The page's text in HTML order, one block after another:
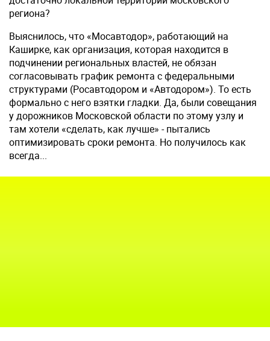
региона?
Выяснилось, что «Мосавтодор», работающий на
Каширке, как организация, которая находится в
подчинении региональных властей, не обязан
согласовывать график ремонта с федеральными
структурами (Росавтодором и «Автодором»). То есть
формально с него взятки гладки. Да, были совещания
у дорожников Московской области по этому узлу и
там хотели «сделать, как лучше» - пытались
оптимизировать сроки ремонта. Но получилось как
всегда...